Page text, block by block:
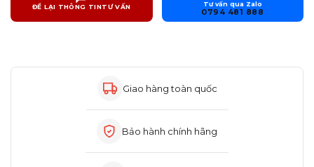
ĐỂ LẠI THÔNG TINTƯ VẤN Tư vấn qua Zalo
0794 481 888
Giao hàng toàn quốc
Bảo hành chính hãng